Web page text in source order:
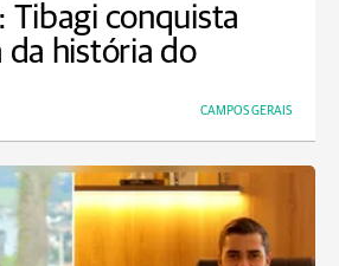
Tibagi conquista
da história do
CAMPOS GERAIS